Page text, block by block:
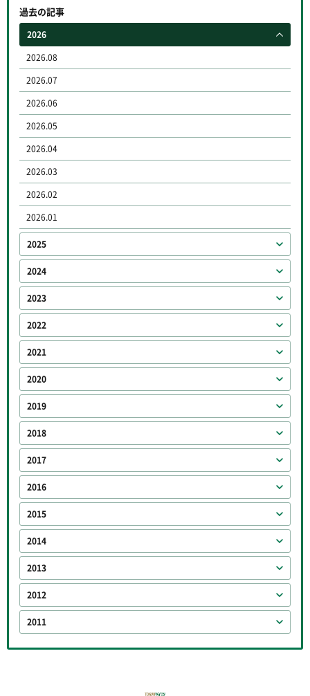
過去の記事
2026
2026.08
2026.07
2026.06
2026.05
2026.04
2026.03
2026.02
2026.01
2025
2024
2023
2022
2021
2020
2019
2018
2017
2016
2015
2014
2013
2012
2011